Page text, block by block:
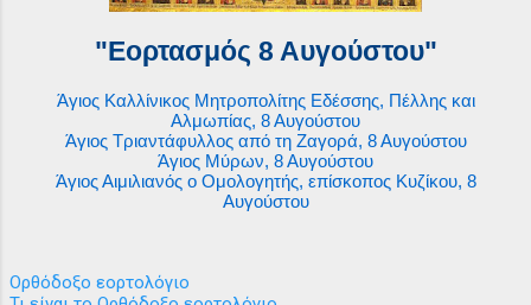
"Εορτασμός 8 Αυγούστου"
Άγιος Καλλίνικος Μητροπολίτης Εδέσσης, Πέλλης και
Αλμωπίας, 8 Αυγούστου
Άγιος Τριαντάφυλλος από τη Ζαγορά, 8 Αυγούστου
Άγιος Μύρων, 8 Αυγούστου
Άγιος Αιμιλιανός ο Ομολογητής, επίσκοπος Κυζίκου, 8
Αυγούστου
Ορθόδοξο εορτολόγιο